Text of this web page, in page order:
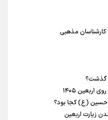
پرسپولیس فصل موفقی
گسترش همکاری‌های ورزش و
سند همکاری سه‌ساله فصل
تایلندی
تیم ملی را بالا برد/ برای
را شکست دهیم
از گوشت ۴ هزار تومانی تا بازار میلیونی/ چرا با افت ۳۰ درصدی قیمت دام،
کارشناسان مذهبی
گذشت؟
اربعین ۱۴۰۵
حسین (ع) کجا بود؟
زیارت اربعین